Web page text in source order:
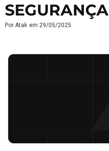
SEGURANÇA
Por Atak em 29/05/2025